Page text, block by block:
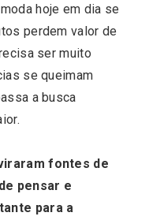
hoje em dia se
perdem valor de
ser muito
se queimam
a busca
fontes de
pensar e
para a